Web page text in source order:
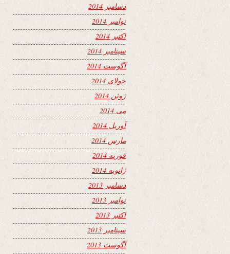
دسامبر 2014
نوامبر 2014
اکتبر 2014
سپتامبر 2014
آگوست 2014
جولای 2014
ژوئن 2014
می 2014
آوریل 2014
مارس 2014
فوریه 2014
ژانویه 2014
دسامبر 2013
نوامبر 2013
اکتبر 2013
سپتامبر 2013
آگوست 2013